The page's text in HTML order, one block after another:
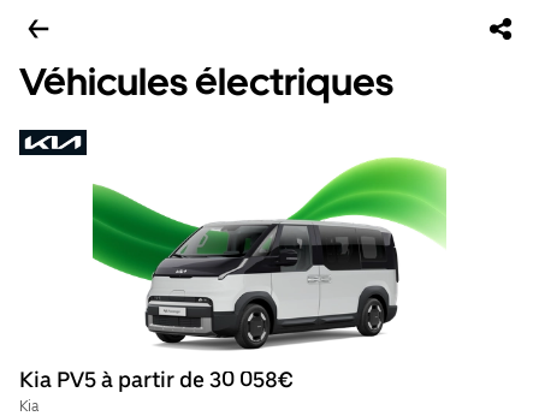
Véhicules électriques
Kia PV5 à partir de 30 058€
Kia